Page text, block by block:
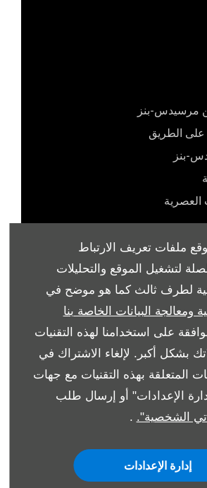
ملفات تعريف الارتباط
لتشغيل الموقع والتحليلات
لطرف ثالث كما هو موضح في
البيانات الخاصة بنا
على استخدامنا لهذه التقنيات
بشكل أكبر. لإلغاء الاشتراك في
المتعلقة بهذه التقنيات مع جهات
الإعدادات" أو إرسال طلب
الشخصية". .
إدارة الإعدادات
مرسيدس-بنز
الطريق
بنز
العصرية
© شركة ت. غرغور وأولاده 2026. كل الحقوق
محفوظة
الشروط والأحكام
ملفات الارتباط
حماية البيانات